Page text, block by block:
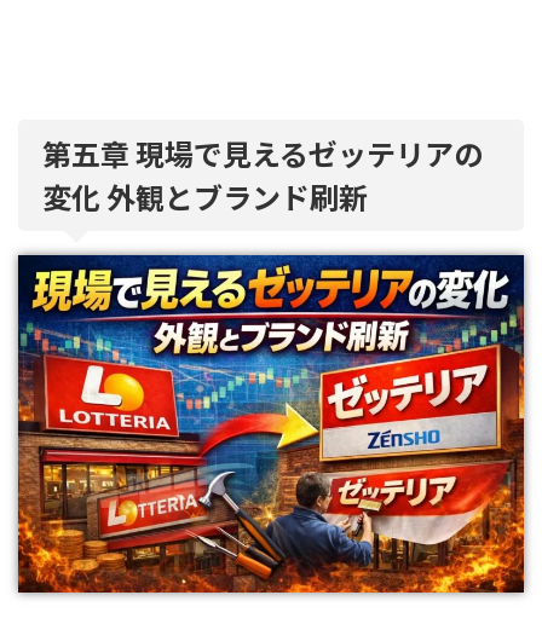
第五章 現場で見えるゼッテリアの
変化 外観とブランド刷新